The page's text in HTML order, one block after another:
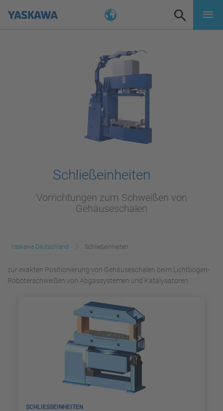
Schließeinheiten
Vorrichtungen zum Schweißen von
Gehäuseschalen
Yaskawa Deutschland Schließeinheiten
zur exakten Positionierung von Gehäuseschalen beim Lichtbogen-
Roboterschweißen von Abgassystemen und Katalysatoren
SCHLIESSEINHEITEN